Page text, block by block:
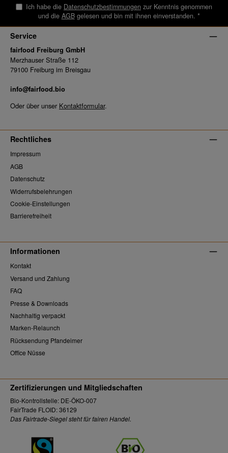
Ich habe die Datenschutzbestimmungen zur Kenntnis genommen
und die AGBgelesen und bin mit ihnen einverstanden. *
Service
fairfood Freiburg GmbH
Merzhauser Straße 112
79100 Freiburg im Breisgau
info@fairfood.bio
Oder über unser Kontaktformular.
Rechtliches
Impressum
AGB
Datenschutz
Widerrufsbelehrungen
Cookie-Einstellungen
Barrierefreiheit
Informationen
Kontakt
Versand und Zahlung
FAQ
Presse & Downloads
Nachhaltig verpackt
Marken-Relaunch
Rücksendung Pfandeimer
Office Nüsse
Zertifizierungen und Mitgliedschaften
Bio-Kontrollstelle: DE-ÖKO-007
FairTrade FLOID: 36129
Das Fairtrade-Siegel steht für fairen Handel.